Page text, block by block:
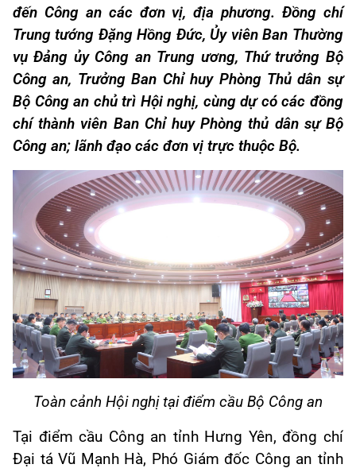
đến Công an các đơn vị, địa phương. Đồng chí
Trung tướng Đặng Hồng Đức, Ủy viên Ban Thường
vụ Đảng ủy Công an Trung ương, Thứ trưởng Bộ
Công an, Trưởng Ban Chỉ huy Phòng Thủ dân sự
Bộ Công an chủ trì Hội nghị, cùng dự có các đồng
chí thành viên Ban Chỉ huy Phòng thủ dân sự Bộ
Công an; lãnh đạo các đơn vị trực thuộc Bộ.
Toàn cảnh Hội nghị tại điểm cầu Bộ Công an
Tại điểm cầu Công an tỉnh Hưng Yên, đồng chí
Đại tá Vũ Mạnh Hà, Phó Giám đốc Công an tỉnh